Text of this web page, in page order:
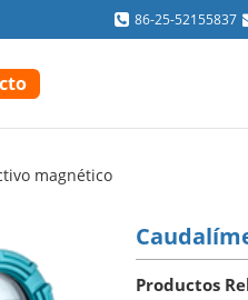
86-25-52155837
magnético
Productos